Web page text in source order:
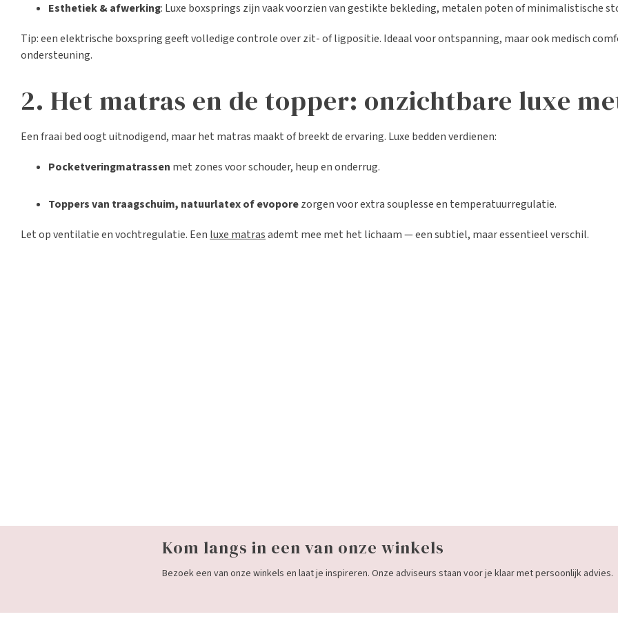
Esthetiek & afwerking: Luxe boxsprings zijn vaak voorzien van gestikte bekleding, metalen poten of minimalistische
Tip: een elektrische boxspring geeft volledige controle over zit- of ligpositie. Ideaal voor ontspanning, maar ook medisch
ondersteuning.
2. Het matras en de topper: onzichtbare luxe
Een fraai bed oogt uitnodigend, maar het matras maakt of breekt de ervaring. Luxe bedden verdienen:
Pocketveringmatrassen met zones voor schouder, heup en onderrug.
Toppers van traagschuim, natuurlatex of evoporezorgen voor extra souplesse en temperatuurregulatie.
Let op ventilatie en vochtregulatie. Een luxe matrasademt mee met het lichaam — een subtiel, maar essentieel verschil.
Kom langs in een van onze winkels
Bezoek een van onze winkels en laat je inspireren. Onze adviseurs staan voor je klaar met persoonlijk advies.